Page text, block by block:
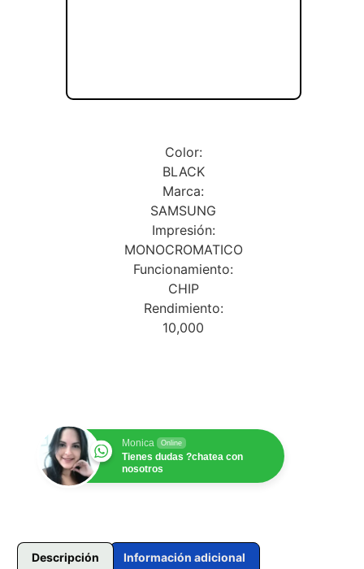
Color:
BLACK
Marca:
SAMSUNG
Impresión:
MONOCROMATICO
Funcionamiento:
CHIP
Rendimiento:
10,000
Monica Online
Tienes dudas ?chatea con
nosotros
Descripción Información adicional